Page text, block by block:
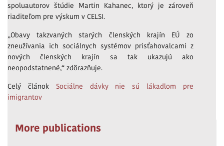
spoluautorov štúdie Martin Kahanec, ktorý je zároveň
riaditeľom pre výskum v CELSI.
„Obavy takzvaných starých členských krajín EÚ zo
zneužívania ich sociálnych systémov prisťahovalcami z
nových členských krajín sa tak ukazujú ako
neopodstatnené,“ zdôrazňuje.
Celý článok Sociálne dávky nie sú lákadlom pre
imigrantov
More publications